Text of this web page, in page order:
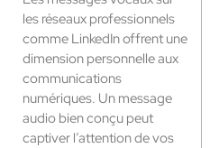
les réseaux professionnels
comme LinkedIn offrent une
dimension personnelle aux
communications
numériques. Un message
audio bien conçu peut
captiver l’attention de vos